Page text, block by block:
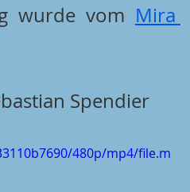
wurde vom Mira
Spendier
480p/mp4/file.m